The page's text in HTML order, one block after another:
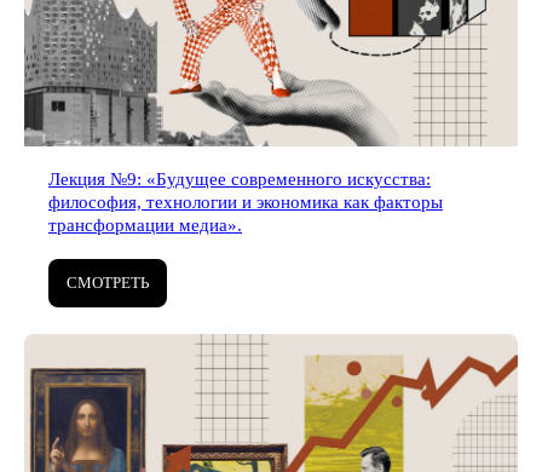
Лекция №9: «Будущее современного искусства:
философия, технологии и экономика как факторы
трансформации медиа».
СМОТРЕТЬ